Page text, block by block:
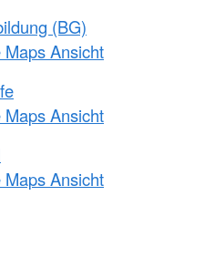
(BG)
Ansicht
Ansicht
Ansicht